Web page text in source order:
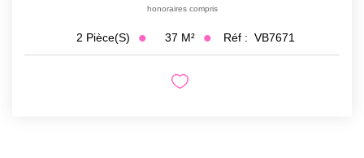
honoraires compris
2 Pièce(s) 37 M² Réf : VB7671